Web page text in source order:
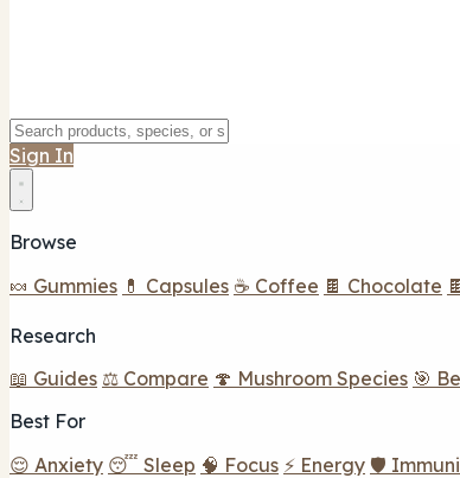
Sign In
Browse
🍬 Gummies 💊 Capsules ☕ Coffee 🍫 Chocolate
Research
📖 Guides ⚖️ Compare 🍄 Mushroom Species 🎯
Best For
😌 Anxiety 😴 Sleep 🧠 Focus ⚡ Energy 🛡️